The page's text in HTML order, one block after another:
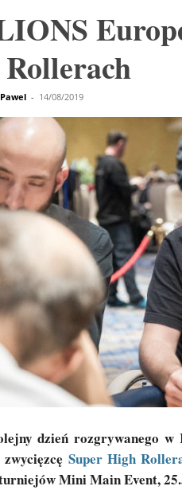
Pawel - 14/08/2019
dzień rozgrywanego
Super High
Mini Main Event,